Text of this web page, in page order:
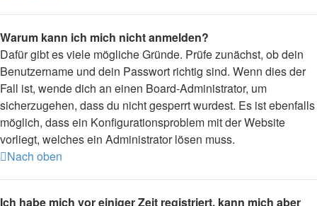
Warum kann ich mich nicht anmelden?
Dafür gibt es viele mögliche Gründe. Prüfe zunächst, ob dein
Benutzername und dein Passwort richtig sind. Wenn dies der
Fall ist, wende dich an einen Board-Administrator, um
sicherzugehen, dass du nicht gesperrt wurdest. Es ist ebenfalls
möglich, dass ein Konfigurationsproblem mit der Website
vorliegt, welches ein Administrator lösen muss.
Nach oben
Ich habe mich vor einiger Zeit registriert, kann mich aber